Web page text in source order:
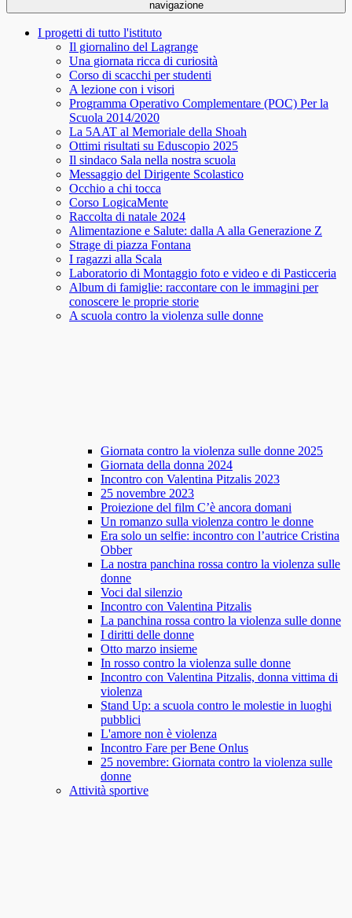
navigazione
I progetti di tutto l'istituto
Il giornalino del Lagrange
Una giornata ricca di curiosità
Corso di scacchi per studenti
A lezione con i visori
Programma Operativo Complementare (POC) Per la
Scuola 2014/2020
La 5AAT al Memoriale della Shoah
Ottimi risultati su Eduscopio 2025
Il sindaco Sala nella nostra scuola
Messaggio del Dirigente Scolastico
Occhio a chi tocca
Corso LogicaMente
Raccolta di natale 2024
Alimentazione e Salute: dalla A alla Generazione Z
Strage di piazza Fontana
I ragazzi alla Scala
Laboratorio di Montaggio foto e video e di Pasticceria
Album di famiglie: raccontare con le immagini per
conoscere le proprie storie
A scuola contro la violenza sulle donne
Giornata contro la violenza sulle donne 2025
Giornata della donna 2024
Incontro con Valentina Pitzalis 2023
25 novembre 2023
Proiezione del film C’è ancora domani
Un romanzo sulla violenza contro le donne
Era solo un selfie: incontro con l’autrice Cristina
Obber
La nostra panchina rossa contro la violenza sulle
donne
Voci dal silenzio
Incontro con Valentina Pitzalis
La panchina rossa contro la violenza sulle donne
I diritti delle donne
Otto marzo insieme
In rosso contro la violenza sulle donne
Incontro con Valentina Pitzalis, donna vittima di
violenza
Stand Up: a scuola contro le molestie in luoghi
pubblici
L'amore non è violenza
Incontro Fare per Bene Onlus
25 novembre: Giornata contro la violenza sulle
donne
Attività sportive